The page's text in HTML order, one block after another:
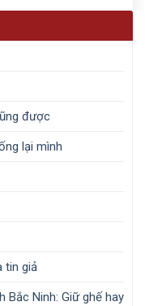
được
lại mình
tin giả
Bắc Ninh: Giữ ghế hay